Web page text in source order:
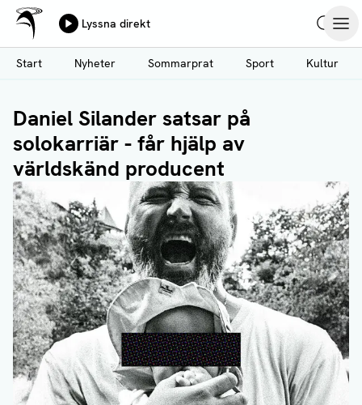
Hoppa
till
huvudinnehåll
Ålands Radio & TV
Lyssna direkt
Start
Nyheter Sommarprat Sport Kultur
Daniel Silander satsar på
solokarriär - får hjälp av
världskänd producent